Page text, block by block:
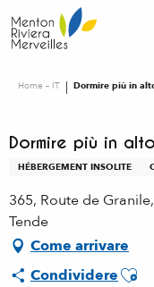
au
contenu
Home – IT Dormire più in
Dormire più in
HÉBERGEMENT INSOLITE
365, Route de
Tende
Come arrivare
Condividere